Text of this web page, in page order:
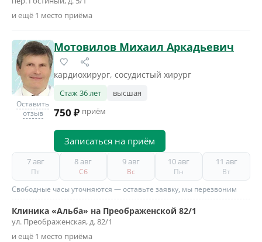
и ещё 1 место приёма
Оставить
отзыв
Мотовилов Михаил Аркадьевич
кардиохирург, сосудистый хирург
Стаж 36 лет высшая
750 ₽ приём
Записаться на приём
7 авг
Пт
8 авг
Сб
9 авг
Вс
10 авг
Пн
11 авг
Вт
Свободные часы уточняются — оставьте заявку, мы перезвоним
Клиника «Альба» на Преображенской 82/1
ул. Преображенская, д. 82/1
и ещё 1 место приёма